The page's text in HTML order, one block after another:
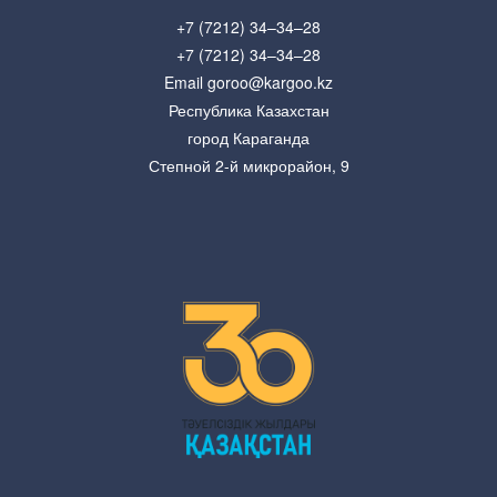
+7 (7212) 34–34–28
+7 (7212) 34–34–28
Email goroo@kargoo.kz
Республика Казахстан
город Караганда
Степной 2-й микрорайон, 9